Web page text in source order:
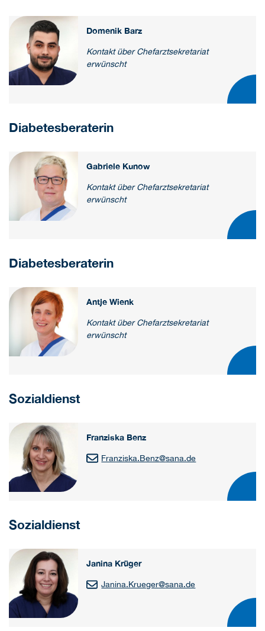
Domenik Barz
Kontakt über Chefarztsekretariat
erwünscht
Diabetesberaterin
Gabriele Kunow
Kontakt über Chefarztsekretariat
erwünscht
Diabetesberaterin
Antje Wienk
Kontakt über Chefarztsekretariat
erwünscht
Sozialdienst
Franziska Benz
Franziska.Benz@sana.de
Sozialdienst
Janina Krüger
Janina.Krueger@sana.de